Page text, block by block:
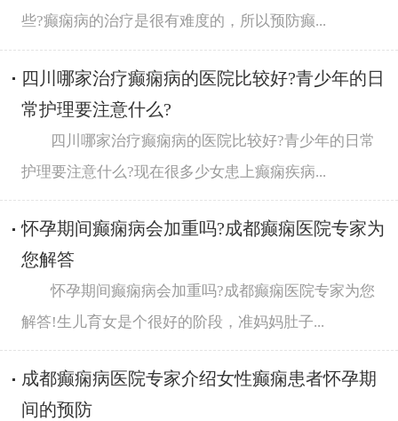
些?癫痫病的治疗是很有难度的，所以预防癫...
四川哪家治疗癫痫病的医院比较好?青少年的日
常护理要注意什么?
四川哪家治疗癫痫病的医院比较好?青少年的日常
护理要注意什么?现在很多少女患上癫痫疾病...
怀孕期间癫痫病会加重吗?成都癫痫医院专家为
您解答
怀孕期间癫痫病会加重吗?成都癫痫医院专家为您
解答!生儿育女是个很好的阶段，准妈妈肚子...
成都癫痫病医院专家介绍女性癫痫患者怀孕期
间的预防